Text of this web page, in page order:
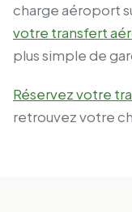
charge aéroport
votre transfert
plus simple de
Réservez votre
retrouvez votre